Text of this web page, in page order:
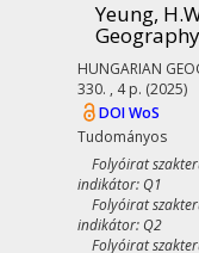
Yeung,
Geography
HUNGARIAN
330. , 4 p. (2025)
DOIWoS
Tudományos
Folyóirat
indikátor: Q1
Folyóirat
indikátor: Q2
Folyóirat